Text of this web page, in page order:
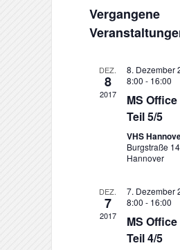
wählen.
Vergangene
DEZ.
8
2017
8. Dezember
8:00 - 16:00
MS Office
Teil 5/5
VHS
Burgstraße
Hannover
DEZ.
7
2017
7. Dezember
8:00 - 16:00
MS Office
Teil 4/5